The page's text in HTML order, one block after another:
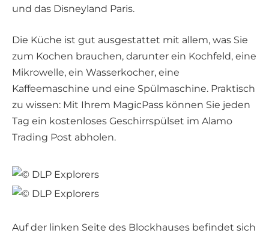
und das Disneyland Paris.
Die Küche ist gut ausgestattet mit allem, was Sie
zum Kochen brauchen, darunter ein Kochfeld, eine
Mikrowelle, ein Wasserkocher, eine
Kaffeemaschine und eine Spülmaschine. Praktisch
zu wissen: Mit Ihrem MagicPass können Sie jeden
Tag ein kostenloses Geschirrspülset im Alamo
Trading Post abholen.
Auf der linken Seite des Blockhauses befindet sich